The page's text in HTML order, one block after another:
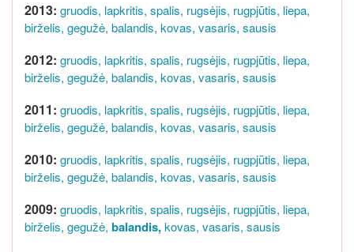
2013: gruodis, lapkritis, spalis, rugsėjis, rugpjūtis, liepa,
birželis, gegužė, balandis, kovas, vasaris, sausis
2012: gruodis, lapkritis, spalis, rugsėjis, rugpjūtis, liepa,
birželis, gegužė, balandis, kovas, vasaris, sausis
2011: gruodis, lapkritis, spalis, rugsėjis, rugpjūtis, liepa,
birželis, gegužė, balandis, kovas, vasaris, sausis
2010: gruodis, lapkritis, spalis, rugsėjis, rugpjūtis, liepa,
birželis, gegužė, balandis, kovas, vasaris, sausis
2009: gruodis, lapkritis, spalis, rugsėjis, rugpjūtis, liepa,
birželis, gegužė, balandis,kovas, vasaris, sausis